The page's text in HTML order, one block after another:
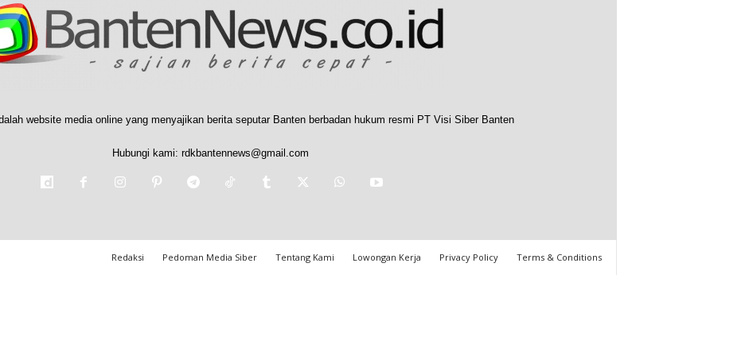
website media online yang menyajikan berita seputar Banten berbadan hukum resmi PT Visi Siber Banten
Hubungi kami: rdkbantennews@gmail.com
Redaksi Pedoman Media Siber Tentang Kami Lowongan Kerja Privacy Policy Terms & Conditions